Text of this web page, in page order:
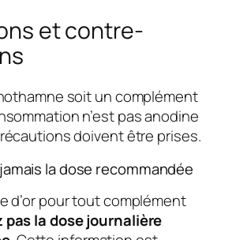
et contre-
soit un complément
n’est pas anodine
doivent être prises.
la dose recommandée
d’or pour tout complément
pas la dose journalière